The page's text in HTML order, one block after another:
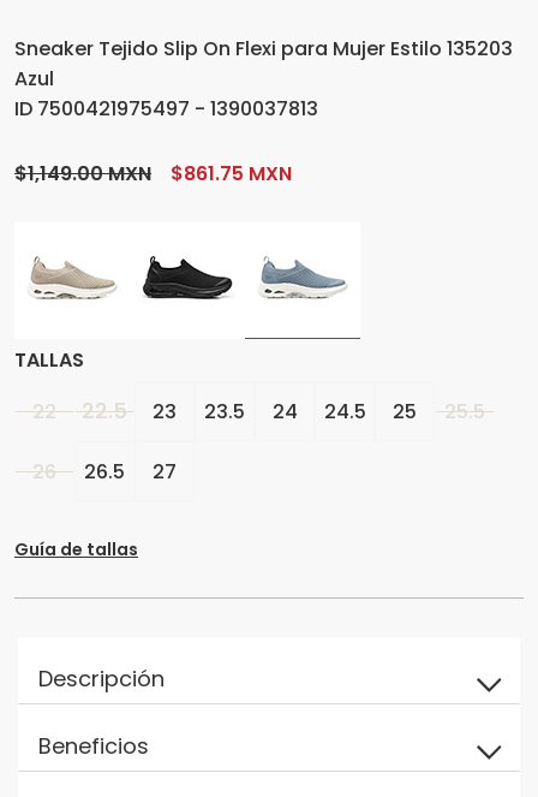
Sneaker Tejido Slip On Flexi para Mujer Estilo 135203
Azul
ID 7500421975497 - 1390037813
$1,149.00 MXN $861.75 MXN
TALLAS
22
22.5 23 23.5 24 24.5 25 25.5
26 26.5 27
Guía de tallas
Descripción
Beneficios